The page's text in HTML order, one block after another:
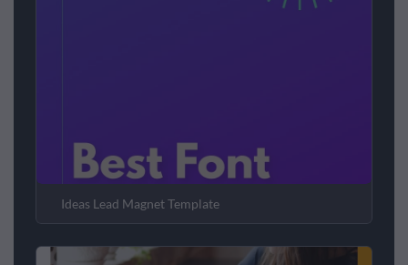
Ideas Lead Magnet Template